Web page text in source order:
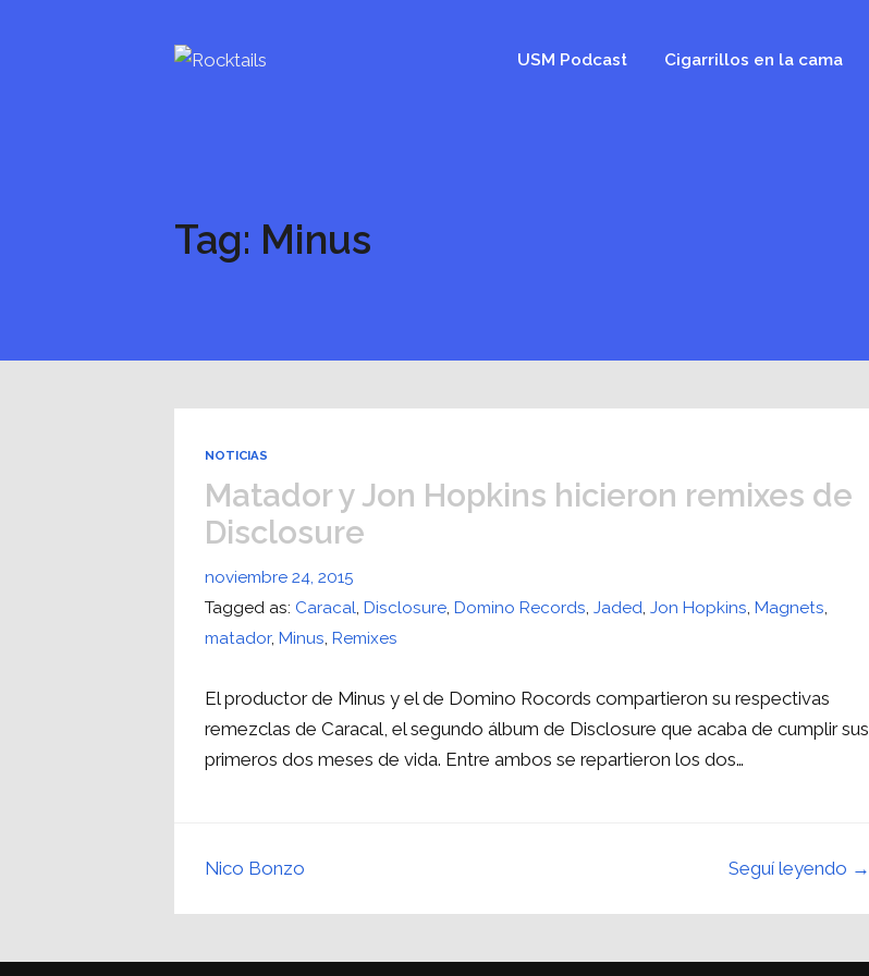
USM Podcast Cigarrillos en la cama
Tag: Minus
NOTICIAS
Matador y Jon Hopkins hicieron remixes de
Disclosure
noviembre 24, 2015
Tagged as: Caracal,Disclosure,Domino Records,Jaded,Jon Hopkins,Magnets,
matador,Minus,Remixes
El productor de Minus y el de Domino Rocords compartieron su respectivas
remezclas de Caracal, el segundo álbum de Disclosure que acaba de cumplir sus
primeros dos meses de vida. Entre ambos se repartieron los dos…
Seguí leyendo →
Nico Bonzo